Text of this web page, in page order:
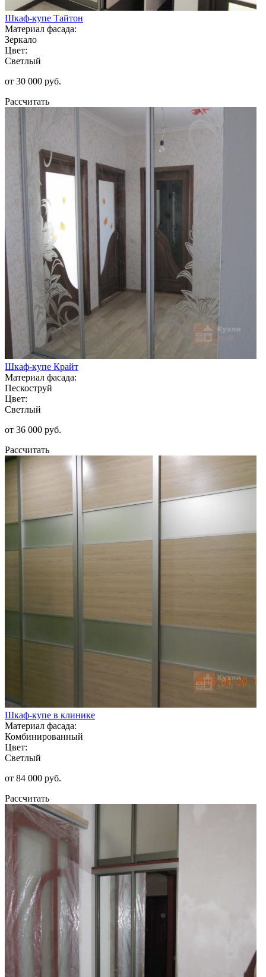
Шкаф-купе Тайтон
Материал фасада:
Зеркало
Цвет:
Светлый
от 30 000 руб.
Рассчитать
Шкаф-купе Крайт
Материал фасада:
Пескоструй
Цвет:
Светлый
от 36 000 руб.
Рассчитать
Шкаф-купе в клинике
Материал фасада:
Комбинированный
Цвет:
Светлый
от 84 000 руб.
Рассчитать